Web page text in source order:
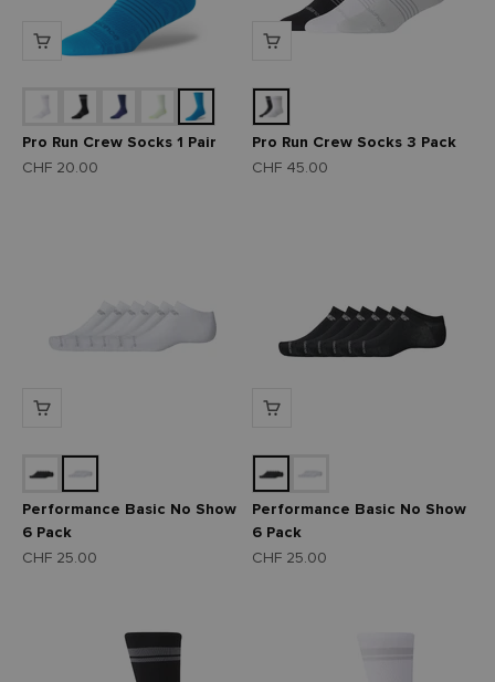
Pro Run Crew Socks 1 Pair
Angebot
CHF 20.00
Pro Run Crew Socks 3 Pack
Angebot
CHF 45.00
Performance Basic No Show
6 Pack
Angebot
CHF 25.00
Performance Basic No Show
6 Pack
Angebot
CHF 25.00